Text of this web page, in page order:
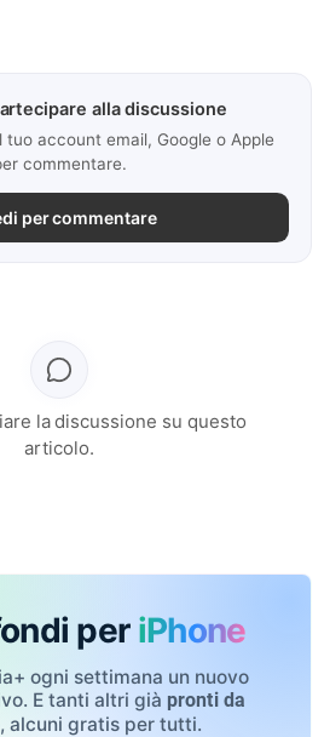
alla discussione
tuo account email, Google o Apple
commentare.
per commentare
la discussione su questo
articolo.
per iPhone
ogni settimana un nuovo
E tanti altri già pronti da
, alcuni gratis per tutti.